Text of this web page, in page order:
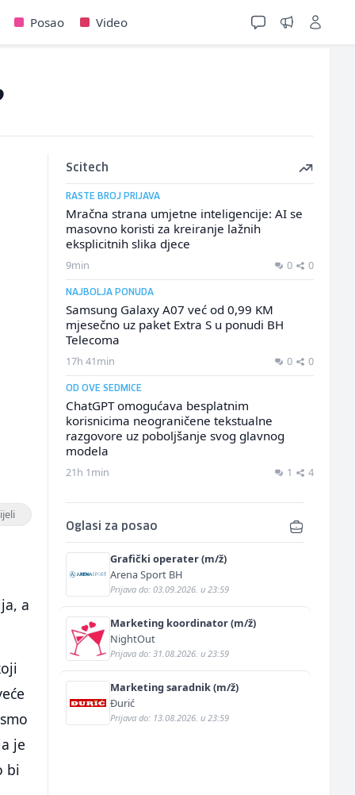
Posao Video
a
je
bi
Scitech
RASTE BROJ PRIJAVA
Mračna strana umjetne inteligencije: AI se
masovno koristi za kreiranje lažnih
eksplicitnih slika djece
9min 0 0
NAJBOLJA PONUDA
Samsung Galaxy A07 već od 0,99 KM
mjesečno uz paket Extra S u ponudi BH
Telecoma
17h 41min 0 0
OD OVE SEDMICE
ChatGPT omogućava besplatnim
korisnicima neograničene tekstualne
razgovore uz poboljšanje svog glavnog
modela
21h 1min 1 4
Oglasi za posao
Grafički operater (m/ž)
Arena Sport BH
Prijava do: 03.09.2026. u 23:59
Marketing koordinator (m/ž)
NightOut
Prijava do: 31.08.2026. u 23:59
Marketing saradnik (m/ž)
Đurić
Prijava do: 13.08.2026. u 23:59